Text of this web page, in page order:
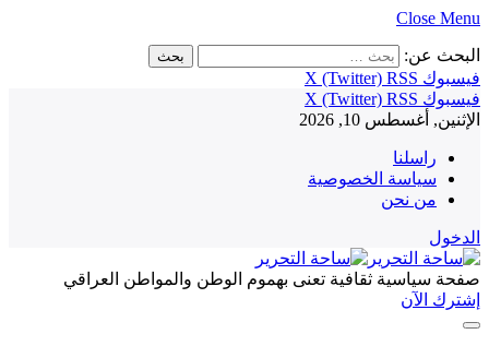
Close Menu
البحث عن:
فيسبوك
X (Twitter) RSS
فيسبوك
X (Twitter) RSS
الإثنين, أغسطس 10, 2026
راسلنا
سياسة الخصوصية
من نحن
الدخول
صفحة سياسية ثقافية تعنى بهموم الوطن والمواطن العراقي
إشترك الآن